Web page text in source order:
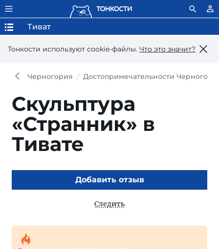
Тонкости используют сookie-файлы. Что это значит?
Тиват
Черногория Достопримечательности
Скульптура
«Странник» в
Тивате
Добавить отзыв
Следить